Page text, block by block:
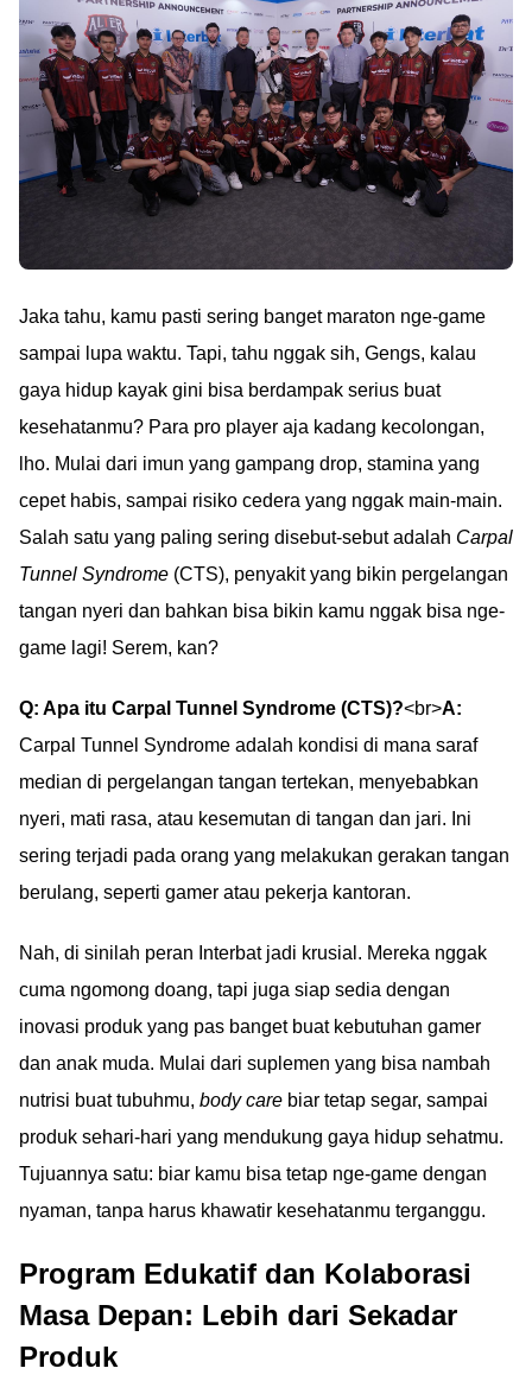
Jaka tahu, kamu pasti sering banget maraton nge-game
sampai lupa waktu. Tapi, tahu nggak sih, Gengs, kalau
gaya hidup kayak gini bisa berdampak serius buat
kesehatanmu? Para pro player aja kadang kecolongan,
lho. Mulai dari imun yang gampang drop, stamina yang
cepet habis, sampai risiko cedera yang nggak main-main.
Salah satu yang paling sering disebut-sebut adalah Carpal
Tunnel Syndrome (CTS), penyakit yang bikin pergelangan
tangan nyeri dan bahkan bisa bikin kamu nggak bisa nge-
game lagi! Serem, kan?
Q: Apa itu Carpal Tunnel Syndrome (CTS)?<br>A:
Carpal Tunnel Syndrome adalah kondisi di mana saraf
median di pergelangan tangan tertekan, menyebabkan
nyeri, mati rasa, atau kesemutan di tangan dan jari. Ini
sering terjadi pada orang yang melakukan gerakan tangan
berulang, seperti gamer atau pekerja kantoran.
Nah, di sinilah peran Interbat jadi krusial. Mereka nggak
cuma ngomong doang, tapi juga siap sedia dengan
inovasi produk yang pas banget buat kebutuhan gamer
dan anak muda. Mulai dari suplemen yang bisa nambah
nutrisi buat tubuhmu, body care biar tetap segar, sampai
produk sehari-hari yang mendukung gaya hidup sehatmu.
Tujuannya satu: biar kamu bisa tetap nge-game dengan
nyaman, tanpa harus khawatir kesehatanmu terganggu.
Program Edukatif dan Kolaborasi
Masa Depan: Lebih dari Sekadar
Produk